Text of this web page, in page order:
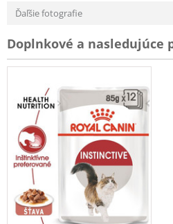
Ďaľšie fotografie
Doplnkové a nasledujúce